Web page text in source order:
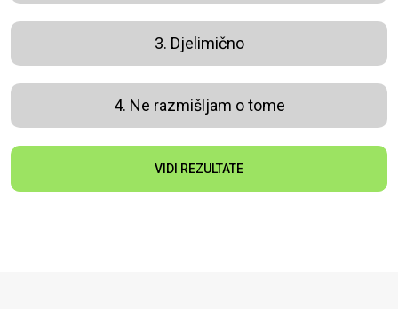
3. Djelimično
4. Ne razmišljam o tome
VIDI REZULTATE